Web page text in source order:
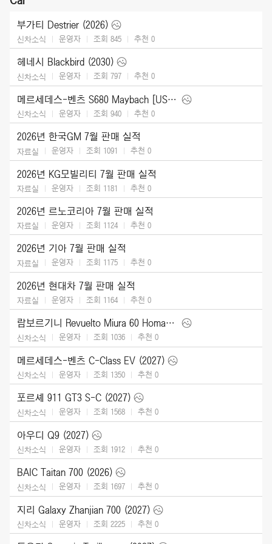
부가티 Destrier (2026)
신차소식 운영자 조회 845 추천 0
헤네시 Blackbird (2030)
신차소식 운영자 조회 797 추천 0
메르세데스-벤츠 S680 Maybach [US] (2027)
신차소식 운영자 조회 940 추천 0
2026년 한국GM 7월 판매 실적
자료실 운영자 조회 1091 추천 0
2026년 KG모빌리티 7월 판매 실적
자료실 운영자 조회 1181 추천 0
2026년 르노코리아 7월 판매 실적
자료실 운영자 조회 1124 추천 0
2026년 기아 7월 판매 실적
자료실 운영자 조회 1175 추천 0
2026년 현대차 7월 판매 실적
자료실 운영자 조회 1164 추천 0
람보르기니 Revuelto Miura 60 Homage (2026)
신차소식 운영자 조회 1036 추천 0
메르세데스-벤츠 C-Class EV (2027)
신차소식 운영자 조회 1350 추천 0
포르셰 911 GT3 S-C (2027)
신차소식 운영자 조회 1568 추천 0
아우디 Q9 (2027)
신차소식 운영자 조회 1912 추천 0
BAIC Taitan 700 (2026)
신차소식 운영자 조회 1697 추천 0
지리 Galaxy Zhanjian 700 (2027)
신차소식 운영자 조회 2225 추천 0